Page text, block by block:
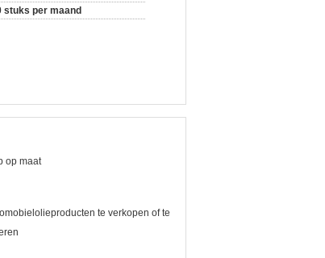
stuks per maand
op maat
te verkopen of te